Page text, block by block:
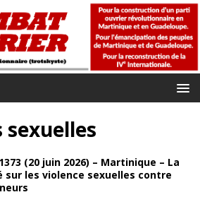
sexuelles
(20 juin 2026) – Martinique – La
sur les violence sexuelles contre